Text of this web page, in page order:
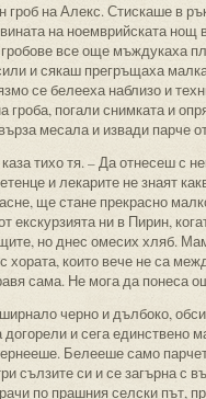
на Алекс. Стискаше в
на ноемврийската
все още мъждукаха
и сякаш прегръщаха
се белееха наблизо и
погали снимката и
месала и извади парче
тихо тя. – Да отнесеш с
и лекарите не знаят
ще стане прекрасно
екскурзията ни в Пирин,
но днес омесих хляб.
хората, които вече не са
сама. Не мога да понеса
черно и дълбоко,
и сега единствено
Белееше само
сълзите си и се загърна с
по прашния селски път,